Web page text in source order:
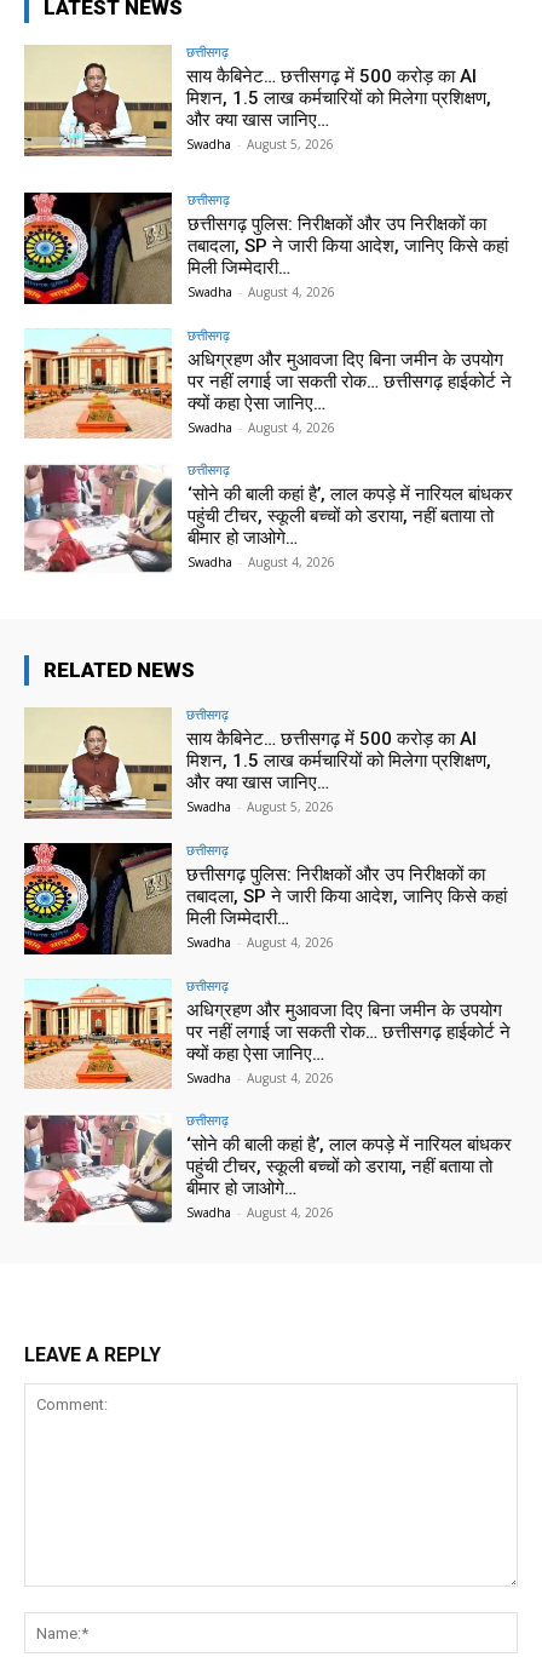
LATEST NEWS
छत्तीसगढ़
साय कैबिनेट… छत्तीसगढ़ में 500 करोड़ का AI
मिशन, 1.5 लाख कर्मचारियों को मिलेगा प्रशिक्षण,
और क्या खास जानिए…
Swadha - August 5, 2026
छत्तीसगढ़
छत्तीसगढ़ पुलिस: निरीक्षकों और उप निरीक्षकों का
तबादला, SP ने जारी किया आदेश, जानिए किसे कहां
मिली जिम्मेदारी…
Swadha - August 4, 2026
छत्तीसगढ़
अधिग्रहण और मुआवजा दिए बिना जमीन के उपयोग
पर नहीं लगाई जा सकती रोक… छत्तीसगढ़ हाईकोर्ट ने
क्यों कहा ऐसा जानिए…
Swadha - August 4, 2026
छत्तीसगढ़
‘सोने की बाली कहां है’, लाल कपड़े में नारियल बांधकर
पहुंची टीचर, स्कूली बच्चों को डराया, नहीं बताया तो
बीमार हो जाओगे…
Swadha - August 4, 2026
RELATED NEWS
छत्तीसगढ़
साय कैबिनेट… छत्तीसगढ़ में 500 करोड़ का AI
मिशन, 1.5 लाख कर्मचारियों को मिलेगा प्रशिक्षण,
और क्या खास जानिए…
Swadha - August 5, 2026
छत्तीसगढ़
छत्तीसगढ़ पुलिस: निरीक्षकों और उप निरीक्षकों का
तबादला, SP ने जारी किया आदेश, जानिए किसे कहां
मिली जिम्मेदारी…
Swadha - August 4, 2026
छत्तीसगढ़
अधिग्रहण और मुआवजा दिए बिना जमीन के उपयोग
पर नहीं लगाई जा सकती रोक… छत्तीसगढ़ हाईकोर्ट ने
क्यों कहा ऐसा जानिए…
Swadha - August 4, 2026
छत्तीसगढ़
‘सोने की बाली कहां है’, लाल कपड़े में नारियल बांधकर
पहुंची टीचर, स्कूली बच्चों को डराया, नहीं बताया तो
बीमार हो जाओगे…
Swadha - August 4, 2026
LEAVE A REPLY